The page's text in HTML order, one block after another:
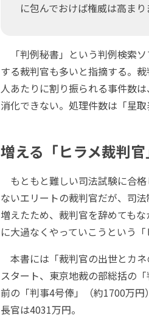
に包んでおけば権威は高まり
「判例秘書」という判例検索
する裁判官も多いと指摘する。
人あたりに割り振られる事件数
消化できない。処理件数は「星
増える「ヒラメ裁判官
もともと難しい司法試験に合
ないエリートの裁判官だが、司
増えたため、裁判官を辞めても
に大過なくやっていこうという
本書には「裁判官の出世とカ
スタート、東京地裁の部総括の
前の「判事4号俸」（約1700万
長官は4031万円。